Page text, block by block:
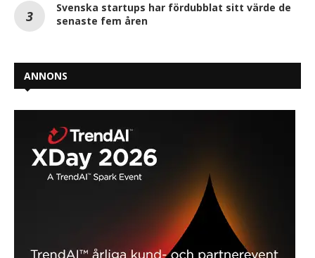
Svenska startups har fördubblat sitt värde de
senaste fem åren
ANNONS